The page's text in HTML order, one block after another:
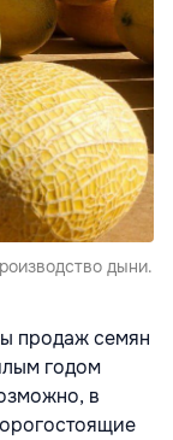
дыни.
продаж семян
годом
в